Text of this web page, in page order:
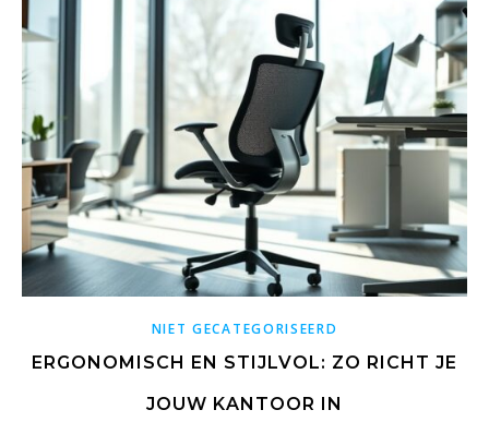
NIET GECATEGORISEERD
ERGONOMISCH EN STIJLVOL: ZO RICHT JE
JOUW KANTOOR IN